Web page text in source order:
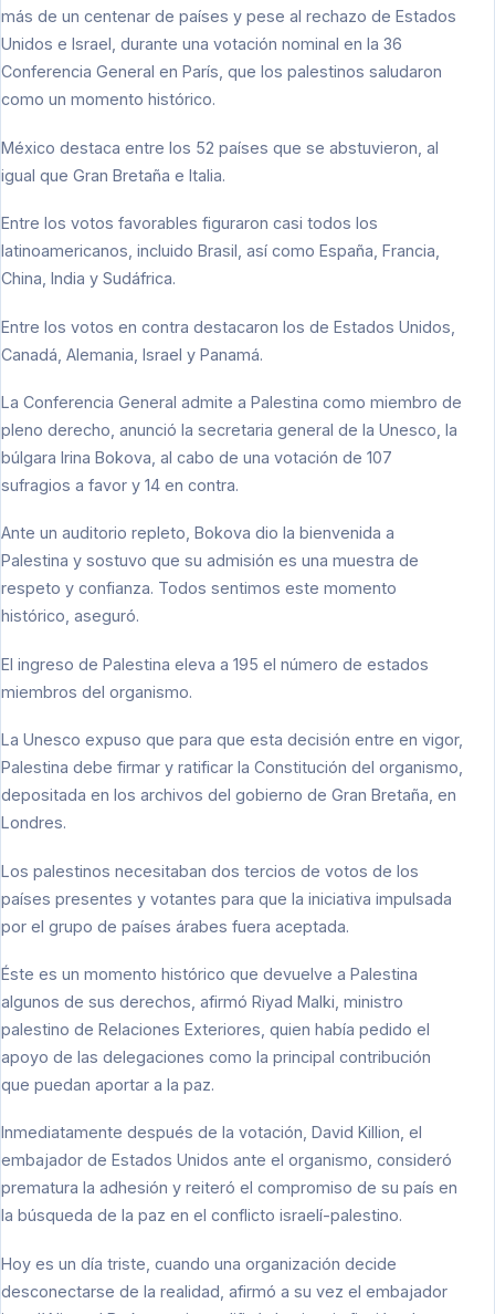
más de un centenar de países y pese al rechazo de Estados
Unidos e Israel, durante una votación nominal en la 36
Conferencia General en París, que los palestinos saludaron
como un momento histórico.
México destaca entre los 52 países que se abstuvieron, al
igual que Gran Bretaña e Italia.
Entre los votos favorables figuraron casi todos los
latinoamericanos, incluido Brasil, así como España, Francia,
China, India y Sudáfrica.
Entre los votos en contra destacaron los de Estados Unidos,
Canadá, Alemania, Israel y Panamá.
La Conferencia General admite a Palestina como miembro de
pleno derecho, anunció la secretaria general de la Unesco, la
búlgara Irina Bokova, al cabo de una votación de 107
sufragios a favor y 14 en contra.
Ante un auditorio repleto, Bokova dio la bienvenida a
Palestina y sostuvo que su admisión es una muestra de
respeto y confianza. Todos sentimos este momento
histórico, aseguró.
El ingreso de Palestina eleva a 195 el número de estados
miembros del organismo.
La Unesco expuso que para que esta decisión entre en vigor,
Palestina debe firmar y ratificar la Constitución del organismo,
depositada en los archivos del gobierno de Gran Bretaña, en
Londres.
Los palestinos necesitaban dos tercios de votos de los
países presentes y votantes para que la iniciativa impulsada
por el grupo de países árabes fuera aceptada.
Éste es un momento histórico que devuelve a Palestina
algunos de sus derechos, afirmó Riyad Malki, ministro
palestino de Relaciones Exteriores, quien había pedido el
apoyo de las delegaciones como la principal contribución
que puedan aportar a la paz.
Inmediatamente después de la votación, David Killion, el
embajador de Estados Unidos ante el organismo, consideró
prematura la adhesión y reiteró el compromiso de su país en
la búsqueda de la paz en el conflicto israelí-palestino.
Hoy es un día triste, cuando una organización decide
desconectarse de la realidad, afirmó a su vez el embajador